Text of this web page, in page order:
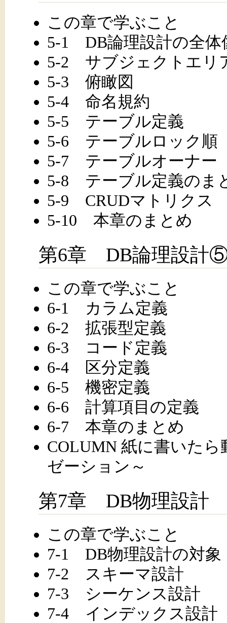
この章で学ぶこと
5-1 DB論理設計の全体
5-2 サブジェクトエリ
5-3 俯瞰図
5-4 命名規約
5-5 テーブル定義
5-6 テーブルロック順
5-7 テーブルオーナー
5-8 テーブル定義のま
5-9 CRUDマトリクス
5-10 本章のまとめ
第6章 DB論理設計
この章で学ぶこと
6-1 カラム定義
6-2 拡張型定義
6-3 コード定義
6-4 区分定義
6-5 機密定義
6-6 計算項目の定義
6-7 本章のまとめ
COLUMN 紙に書いた
ゼーション～
第7章 DB物理設計
この章で学ぶこと
7-1 DB物理設計の対象
7-2 スキーマ設計
7-3 シーケンス設計
7-4 インデックス設計